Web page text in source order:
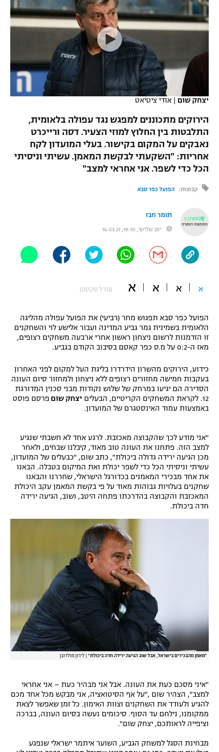
VOD
רץ ברשת
תוצאות
לוח שידורים
ברחבה
"מחצית בשכונה" – פודקאסט
משתתפים וזוכים בפרסים
תקנון משתתפים וזוכים בפרסים
תקנון עבור פעילות אלקטרה
תקנון עבור פעילות ספורט 1 – "מרלן"
גיימינג E-Sports
תנאי שימוש
מדיניות פרטיות
רשיון להקרנה פומבית לבית עסק
הצטרפות לחבילת הערוצים
לוח דרושים – ג'ובנט
תגיות
נבחרת ישראל
בית"ר ירושלים
מכבי תל אביב
הפועל תל אביב
הפועל חיפה
הפועל באר שבע
ליגה ספרדית
ליגה צרפתית
ליגה הולנדית
ליגה טורקית
ליגה סינית
ליגה ברזילאית
ליגות נוספות
כדורסל נשים
מכבי תל אביב
הפועל חולון
הפועל ירושלים
דני אבדיה
יורוליג
טניס
כדוריד
כדורעף
שחייה
ג'ודו
אגרוף
ספורט אולימפי
UFC
היאבקות WWE
ספורט מוטורי
כדורמים
אומנויות לחימה
גיימינג E-Sports
יצחק שום | אודי ציטיאט
הירוקים מתכוננים למפגש נגד עפולה בלאומית,
התלבטות בין החלוץ למוזי הצעיר. דסה ורייכרט
נאבקים על המקום בקישור. בעלי המועדון לקח
אחריות: "השקעתי לבקשת המאמן. עשיתי וניסיתי
הכל כדי לשפר. אני אחראי למצב"
קבוצות: הפועל כפר סבא
תומר חבז
יום שלישי, 19:10, 16.03.21
א א א א (גודל טקסט)
הפועל כפר סבא תפגוש מחר (רביעי) את הפועל עפולה מהליגה
הלאומית בשמינית גמר גביע המדינה ועבור אלישע לוי והשחקנים
זו הזדמנות לרשום ניצחון ראשון אחרי ארבעה משחקים רצופים,
מאז ה-0:2 על מ.ס כפר קאסם בסיבוב הקודם בגביע.
כידוע, הירוקים מהשרון הידרדרו בליגת העל למקום לפני האחרון
בעקבות חמישה מחזורים רצופים ללא ניצחון ולמחזור סיום העונה
הסדירה הם יגיעו במרחק של שלוש נקודות מבני סכנין המדורגת
12. לקראת המשחקים הקריטיים, הבעלים
יצחק שום פרסם פוסט
באמצעות עמוד האינסטגרם של המועדון.
"אני מודע לכך שהקבוצה מאכזבת. לרגע אחד לא חשבתי שנגיע
למצב הזה. פתחנו את העונה טוב מאוד, קיבלנו שבחים, ולאחר
מכן הגיעה ירידה גדולה ביכולת", כתב שום, "כבעלים של המועדון,
עשיתי וניסיתי הכל כדי לשפר יכולת ואת המיקום בטבלה. הבאנו
את אחד מבכירי המאמנים בכדורגל הישראלי, שחררנו והבאנו
שחקנים בעלויות גבוהות מאוד על פי בקשת המאמן עקב היכולת
המאכזבת והקבוצה בהדרכתו פתחה היטב, ושוב, הגיעה ירידה
חדה ביכולת.
"מאמן מהבכירים בישראל, אבל שוב הגיעה ירידה חדה ביכולת" לירון מולדובן
"איני מסכם כעת את העונה. אבל אני מבהיר כעת – אני אחראי
למצב", הצהיר שום ,"על אף הסיטואציה, אני מבקש מכל אחד מכם
להגיע ולעודד את השחקנים וצוות האימון. כל זמן שאפשר לצאת
ממקומנו, נילחם עד הסוף. סיכומים נעשה בסיום העונה, בברכה
וציפייה לראותכם, יצחק שום".
מבחינת הסגל למשחק הגביע, השוער איתמר ישראלי שנפגע